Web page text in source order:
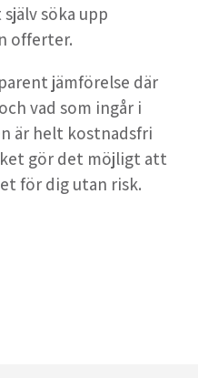
söka upp
offerter.
jämförelse där
vad som ingår i
är helt kostnadsfri
gör det möjligt att
för dig utan risk.